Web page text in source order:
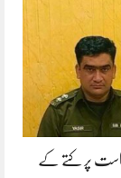
پر کتے کے